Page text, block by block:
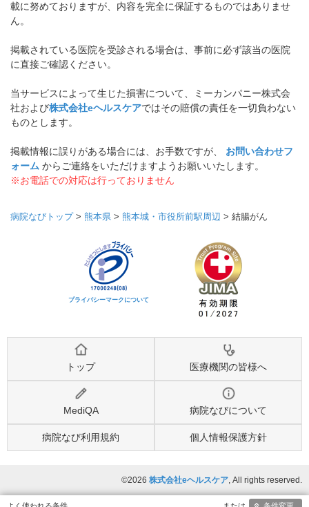
載に努めておりますが、内容を完全に保証するものではありませ
ん。
掲載されている医院を受診される場合は、事前に必ず該当の医院
に直接ご確認ください。
当サービスによって生じた損害について、ミーカンパニー株式会
社および株式会社eヘルスケアではその賠償の責任を一切負わない
ものとします。
掲載情報に誤りがある場合には、お手数ですが、 お問い合わせフ
ォーム からご連絡をいただけますようお願いいたします。
※お電話での対応は行っておりません
病院なびトップ> 熊本県 > 熊本城・市役所前駅周辺 > 結腸がん
プライバシーマークについて
トップ 医療機関の皆様へ
MediQA 病院なびについて
病院なび利用規約 個人情報保護方針
©2026 株式会社eヘルスケア, All rights reserved.